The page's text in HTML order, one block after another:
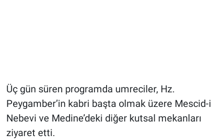
Üç gün süren programda umreciler, Hz.
Peygamber’in kabri başta olmak üzere Mescid-i
Nebevi ve Medine’deki diğer kutsal mekanları
ziyaret etti.